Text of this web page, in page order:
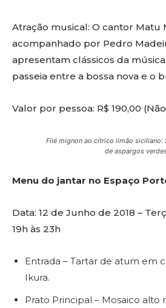
Atração musical: O cantor Matu
acompanhado por Pedro
apresentam clássicos da
passeia entre a bossa nova e o
Valor por pessoa: R$ 190,00
Filé mignon ao cítrico limão siciliano:
de aspargos verdes
Menu do jantar no Espaço
Data: 12 de Junho de 2018 –
19h às 23h
Entrada – Tartar de atum em
Ikura.
Prato Principal – Mosaico alto